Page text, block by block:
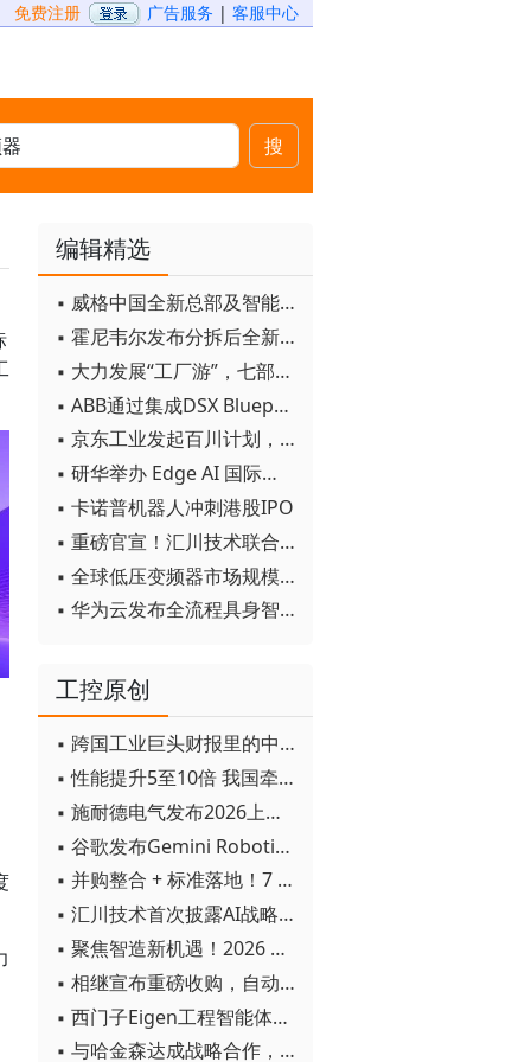
免费注册 广告服务 | 客服中心
搜
编辑精选
▪ 威格中国全新总部及智能工厂启用
▪ 霍尼韦尔发布分拆后全新品牌：霍尼韦尔科技与霍尼韦尔航空航天
▪ 大力发展“工厂游”，七部门联合发文！
▪ ABB通过集成DSX Blueprint AI基础设施，扩大与英伟达的合作
▪ 京东工业发起百川计划， 构建工业大模型新生态
▪ 研华举办 Edge AI 国际论坛
▪ 卡诺普机器人冲刺港股IPO
▪ 重磅官宣！汇川技术联合发起 D12 联盟，开创产教融合新范式
▪ 全球低压变频器市场规模2030年将超170亿美元
▪ 华为云发布全流程具身智能开发平台CloudRobo
工控原创
▪ 跨国工业巨头财报里的中国成绩单
▪ 性能提升5至10倍 我国牵头制定的WiTSnet工业以太网国际标准正式发布
▪ 施耐德电气发布2026上半年可持续发展成绩单 "Impact 2030"路线图开局稳健
▪ 谷歌发布Gemini Robotics 2模型 实现人形机器人全身智能控制突破
▪ 并购整合 + 标准落地！7 月工业自动化产业动态速递
▪ 汇川技术首次披露AI战略进展：从两个方面推动“AI业务化”落地
▪ 聚焦智造新机遇！2026 青岛数字化及智能制造技术论坛圆满落幕
▪ 相继宣布重磅收购，自动化巨头新一轮并购潮剑指何方？
▪ 西门子Eigen工程智能体落地中国，工业AI跨越物理世界“确定性”拐点
▪ 与哈金森达成战略合作，乐聚机器人何以持续获得工业巨头青睐？